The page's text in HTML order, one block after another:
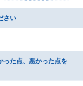
さい
った点、悪かった点を